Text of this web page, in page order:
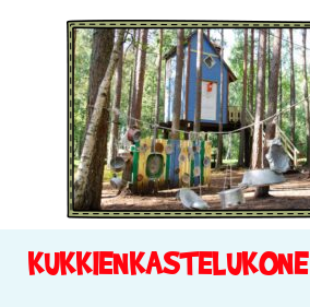
KUKKIENKASTELUKONE